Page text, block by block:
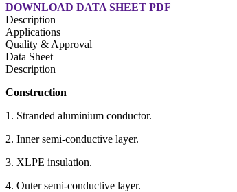
DOWNLOAD DATA SHEET PDF
Description
Applications
Quality & Approval
Data Sheet
Description
Construction
1. Stranded aluminium conductor.
2. Inner semi-conductive layer.
3. XLPE insulation.
4. Outer semi-conductive layer.